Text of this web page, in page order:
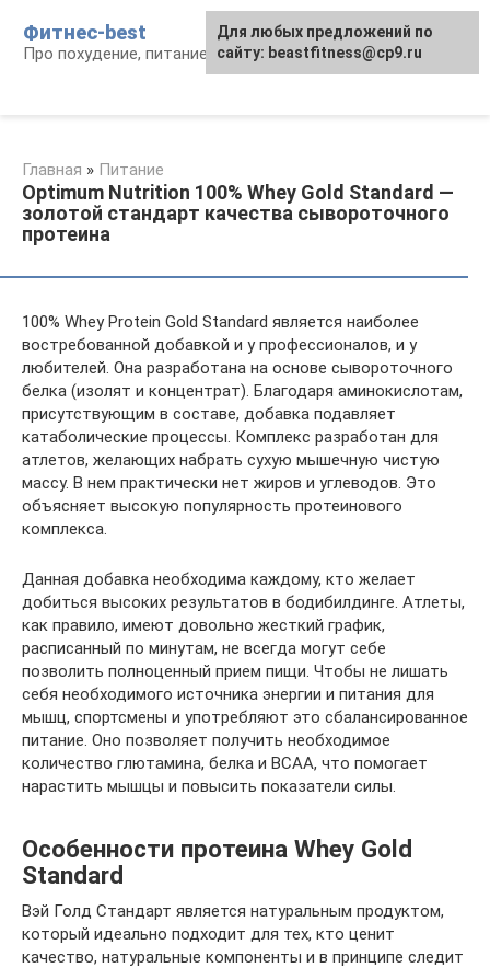
контенту
Фитнес-best
Про похудение, питание и фитнес
Главная » Питание
Optimum Nutrition 100% Whey Gold Standard —
золотой стандарт качества сывороточного
протеина
100% Whey Protein Gold Standard является наиболее
востребованной добавкой и у профессионалов, и у
любителей. Она разработана на основе сывороточного
белка (изолят и концентрат). Благодаря аминокислотам,
присутствующим в составе, добавка подавляет
катаболические процессы. Комплекс разработан для
атлетов, желающих набрать сухую мышечную чистую
массу. В нем практически нет жиров и углеводов. Это
объясняет высокую популярность протеинового
комплекса.
Данная добавка необходима каждому, кто желает
добиться высоких результатов в бодибилдинге. Атлеты,
как правило, имеют довольно жесткий график,
расписанный по минутам, не всегда могут себе
позволить полноценный прием пищи. Чтобы не лишать
себя необходимого источника энергии и питания для
мышц, спортсмены и употребляют это сбалансированное
питание. Оно позволяет получить необходимое
количество глютамина, белка и BCAA, что помогает
нарастить мышцы и повысить показатели силы.
Особенности протеина Whey Gold
Standard
Вэй Голд Стандарт является натуральным продуктом,
который идеально подходит для тех, кто ценит
качество, натуральные компоненты и в принципе следит
Для любых предложений по
сайту: beastfitness@cp9.ru